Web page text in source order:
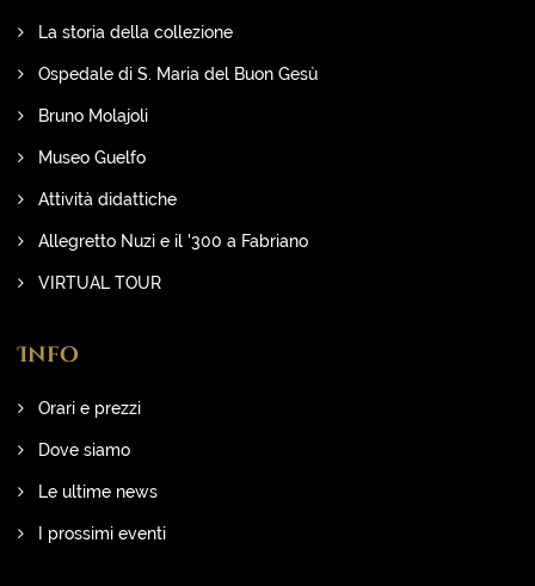
La storia della collezione
Ospedale di S. Maria del Buon Gesù
Bruno Molajoli
Museo Guelfo
Attività didattiche
Allegretto Nuzi e il '300 a Fabriano
VIRTUAL TOUR
Info
Orari e prezzi
Dove siamo
Le ultime news
I prossimi eventi